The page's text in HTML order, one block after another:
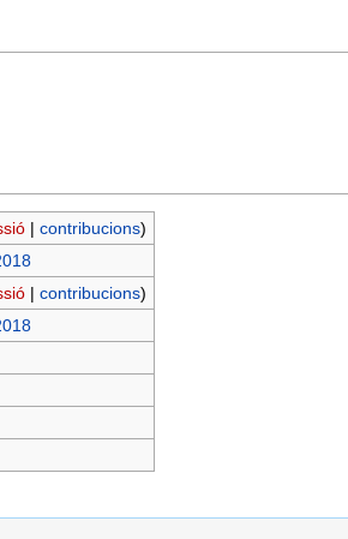
| contribucions)
| contribucions)